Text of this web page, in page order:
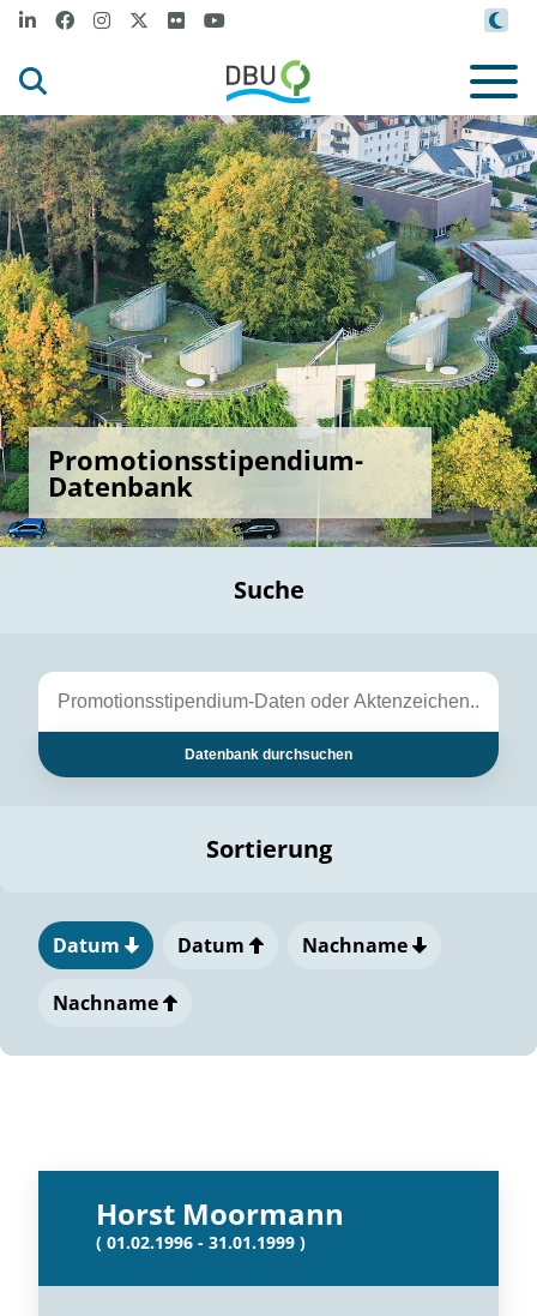
Promotionsstipendium-
Datenbank
Suche
Datenbank durchsuchen
Sortierung
Datum Datum Nachname
Nachname
Horst Moormann
( 01.02.1996 - 31.01.1999 )